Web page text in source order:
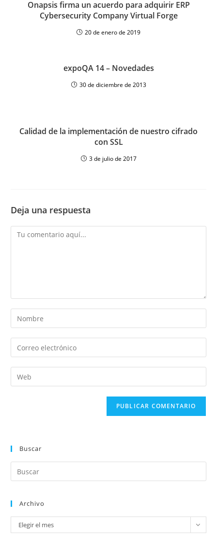
Onapsis firma un acuerdo para adquirir ERP
Cybersecurity Company Virtual Forge
20 de enero de 2019
expoQA 14 – Novedades
30 de diciembre de 2013
Calidad de la implementación de nuestro cifrado
con SSL
3 de julio de 2017
Deja una respuesta
Buscar
Archivo
Elegir el mes